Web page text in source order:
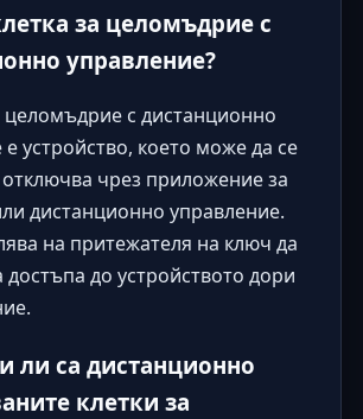
за целомъдрие с
управление?
целомъдрие с дистанционно
устройство, което може да се
чрез приложение за
дистанционно управление.
на притежателя на ключ да
достъпа до устройството дори
ли са дистанционно
клетки за